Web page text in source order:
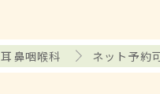
耳鼻咽喉科 ネット予約